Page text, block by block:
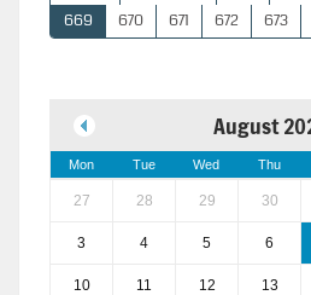
669
670 671 672 673
August
Mon Tue Wed Thu
27 28 29 30
3 4 5 6
10 11 12 13